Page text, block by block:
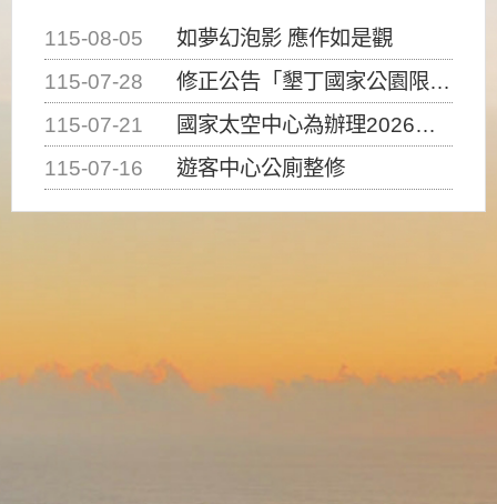
115-08-05
如夢幻泡影 應作如是觀
115-07-28
修正公告「墾丁國家公園限制水域遊憩活動之種類、範圍、時間及行為」，自即日生效。
115-07-21
國家太空中心為辦理2026台灣盃火箭競賽，陸、海、空域警戒及協調相關事宜，因颱風備案事宜
115-07-16
遊客中心公廁整修